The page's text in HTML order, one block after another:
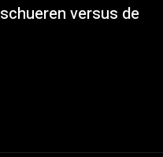
versus de